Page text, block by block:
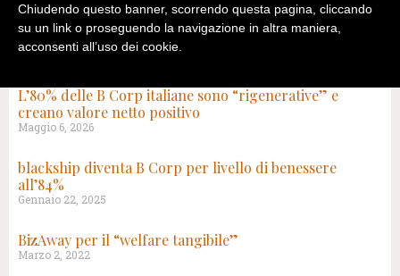
L’80% delle B Corp italiane sono “rigenerative” e
creano valore netto positivo
Maggio 6, 2026
blackship diventa B Corp per livello di benessere
all’84%
Gennaio 22, 2025
BizAway per il “welfare tangibile”
Marzo 2, 2022
Chiudendo questo banner, scorrendo questa pagina, cliccando
su un link o proseguendo la navigazione in altra maniera,
acconsenti all’uso dei cookie.